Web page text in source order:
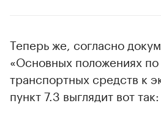
Теперь же, согласно
«Основных положениях
транспортных средств к
пункт 7.3 выглядит вот так: